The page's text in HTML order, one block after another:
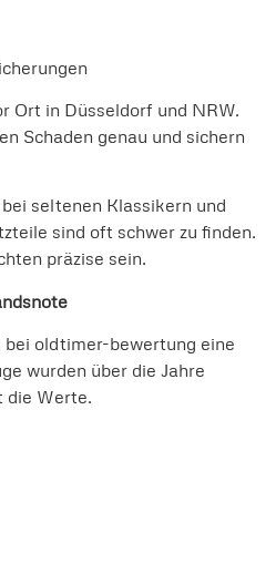
Ort in Düsseldorf und NRW.
Schaden genau und sichern
seltenen Klassikern und
sind oft schwer zu finden.
präzise sein.
oldtimer-bewertung eine
wurden über die Jahre
die Werte.